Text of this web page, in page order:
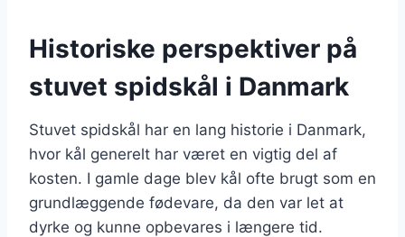
Historiske perspektiver på
stuvet spidskål i Danmark
Stuvet spidskål har en lang historie i Danmark,
hvor kål generelt har været en vigtig del af
kosten. I gamle dage blev kål ofte brugt som en
grundlæggende fødevare, da den var let at
dyrke og kunne opbevares i længere tid.